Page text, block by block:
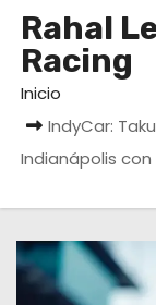
Rahal
Racing
Inicio
IndyCar:
Indianápolis con